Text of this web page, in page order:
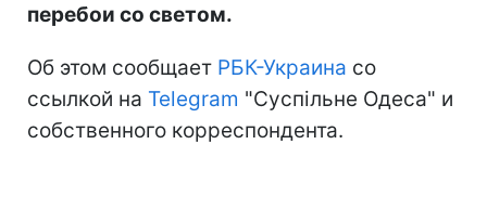
перебои со светом.
Об этом сообщает РБК-Украина со
ссылкой на Telegram "Суспільне Одеса" и
собственного корреспондента.